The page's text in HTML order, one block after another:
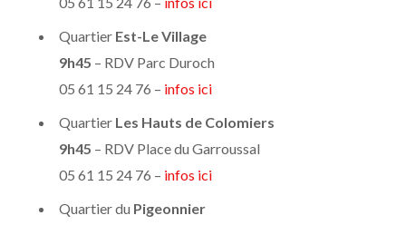
Quartier Est-Le Village
9h45 – RDV Parc Duroch
05 61 15 24 76 – infos ici
Quartier Les Hauts de Colomiers
9h45 – RDV Place du Garroussal
05 61 15 24 76 – infos ici
Quartier du Pigeonnier